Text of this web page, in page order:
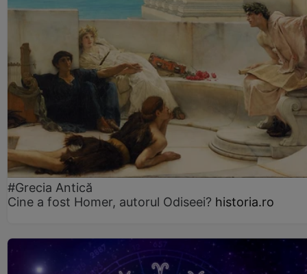
#Grecia Antică
Cine a fost Homer, autorul Odiseei? historia.ro